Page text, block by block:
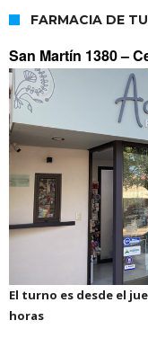
FARMACIA DE
San Martín 1380 –
El turno es desde el
horas